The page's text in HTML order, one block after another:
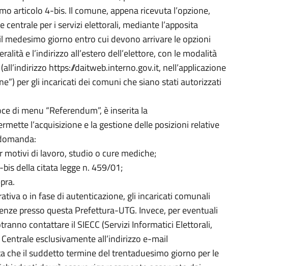
articolo 4-bis. Il comune, appena ricevuta l’opzione,
per i servizi elettorali, mediante l’apposita
giorno entro cui devono arrivare le opzioni
e l’indirizzo all’estero dell’elettore, con le modalità
https://daitweb.interno.gov.it, nell’applicazione
per gli incaricati dei comuni che siano stati autorizzati
di menu “Referendum”, è inserita la
l’acquisizione e la gestione delle posizioni relative
motivi di lavoro, studio o cure mediche;
della citata legge n. 459/01;
o in fase di autenticazione, gli incaricati comunali
presso questa Prefettura-UTG. Invece, per eventuali
contattare il SIECC (Servizi Informatici Elettorali,
esclusivamente all’indirizzo e-mail
che il suddetto termine del trentaduesimo giorno per le